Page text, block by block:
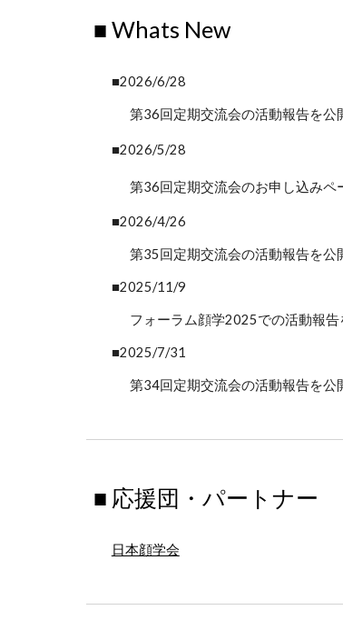
■ Whats New
■2026/6/28
第36回定期交流会の活動報告を公
■2026/5/28
第36回定期交流会のお申し込みペ
■2026/4/26
第35回定期交流会の活動報告を公
■2025/11/9
フォーラム顔学2025での活動報告
■2025/7/31
第34回定期交流会の活動報告を公
■ 応援団・パートナー
日本顔学会